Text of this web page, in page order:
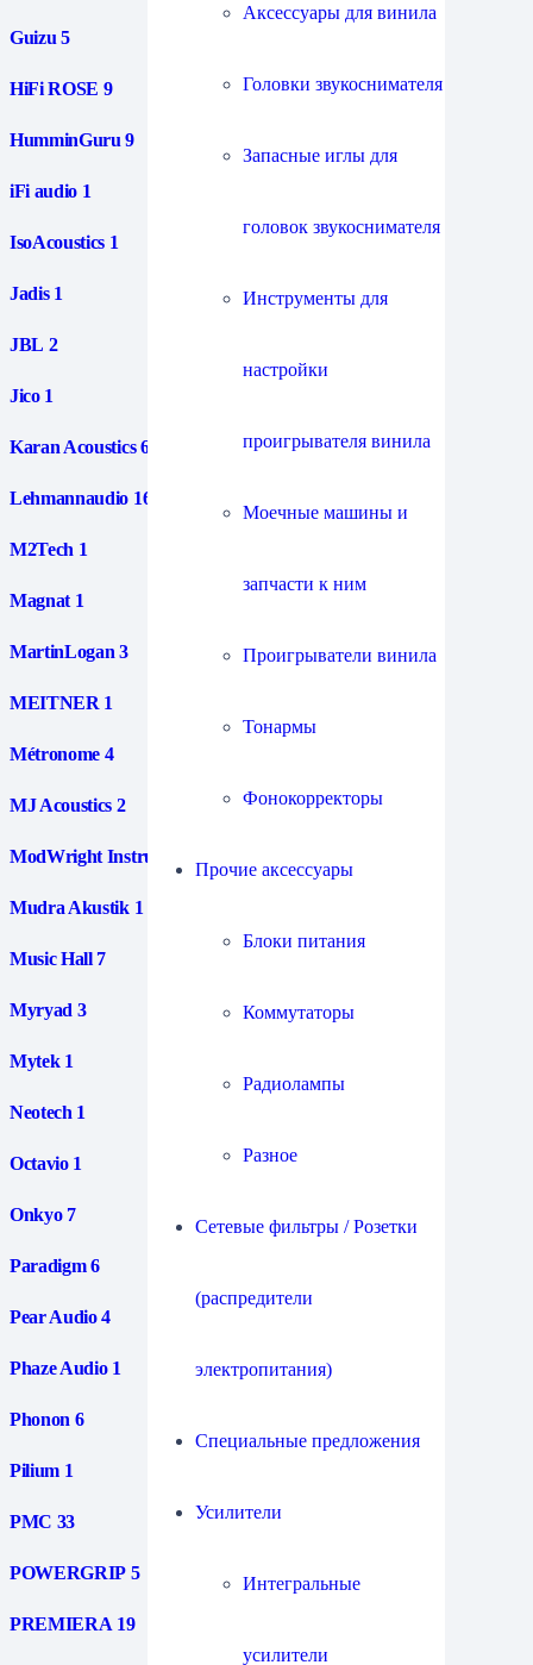
Аксессуары для винила
Головки звукоснимателя
Запасные иглы для
головок звукоснимателя
Инструменты для
настройки
проигрывателя винила
Моечные машины и
запчасти к ним
Проигрыватели винила
Тонармы
Фонокорректоры
Прочие аксессуары
Блоки питания
Коммутаторы
Радиолампы
Разное
Сетевые фильтры / Розетки
(распредители
электропитания)
Специальные предложения
Усилители
Интегральные
усилители
Guizu5
HiFi ROSE 9
HumminGuru9
iFi audio 1
IsoAcoustics 1
Jadis 1
JBL 2
Jico 1
Karan Acoustics6
Lehmannaudio 16
M2Tech 1
Magnat 1
MartinLogan3
MEITNER 1
Métronome 4
MJ Acoustics 2
ModWright Instruments
Mudra Akustik 1
Music Hall 7
Myryad 3
Mytek 1
Neotech 1
Octavio 1
Onkyo 7
Paradigm6
Pear Audio4
Phaze Audio 1
Phonon 6
Pilium 1
PMC 33
POWERGRIP 5
PREMIERA 19